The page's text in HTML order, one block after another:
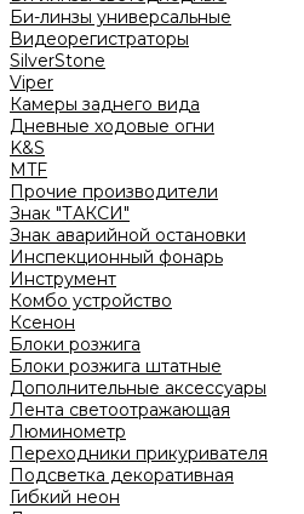
Би-линзы универсальные
Видеорегистраторы
SilverStone
Viper
Камеры заднего вида
Дневные ходовые огни
K&S
MTF
Прочие производители
Знак "ТАКСИ"
Знак аварийной остановки
Инспекционный фонарь
Инструмент
Комбо устройство
Ксенон
Блоки розжига
Блоки розжига штатные
Дополнительные аксессуары
Лента светоотражающая
Люминометр
Переходники прикуривателя
Подсветка декоративная
Гибкий неон